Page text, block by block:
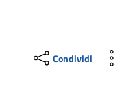
Condividi